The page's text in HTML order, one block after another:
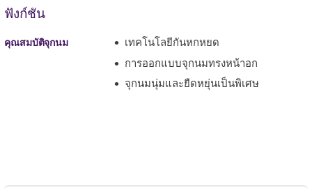
ฟังก์ชัน
คุณสมบัติจุกนม
เทคโนโลยีกันหกหยด
การออกแบบจุกนมทรงหน้าอก
จุกนมนุ่มและยืดหยุ่นเป็นพิเศษ